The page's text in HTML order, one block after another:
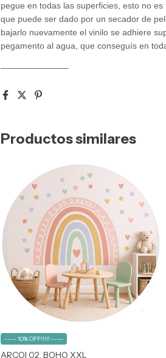
pegue en todas las superficies, esto no
que puede ser dado por un secador de
bajarlo nuevamente el vinilo se adhiere
pegamento al agua, que conseguís en
————————
Productos similares
ARCOI 02. BOHO XXL
---- 10% OFF!!!!! ----